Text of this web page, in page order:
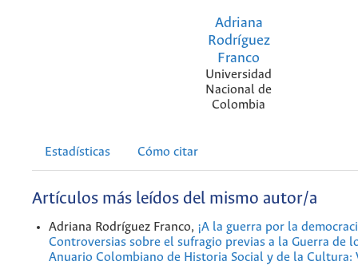
Adriana
Rodríguez
Franco
Universidad
Nacional de
Colombia
Estadísticas Cómo citar
Artículos más leídos del mismo autor/a
Adriana Rodríguez Franco, ¡A la guerra por la
Controversias sobre el sufragio previas a la Guerra de
Anuario Colombiano de Historia Social y de la Cultura: